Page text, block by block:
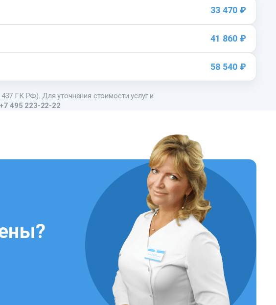
33 470 ₽
41 860 ₽
58 540 ₽
ГК РФ). Для уточнения стоимости услуг и
+7 495 223-22-22